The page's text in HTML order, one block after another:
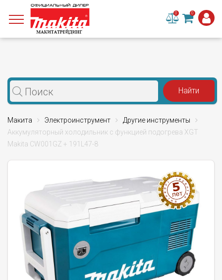
0 0
Макита Электроинструмент
Другие инструменты
Аккумуляторный холодильник с функцией подогрева XGT
Makita CW001GZ + 191L47-8